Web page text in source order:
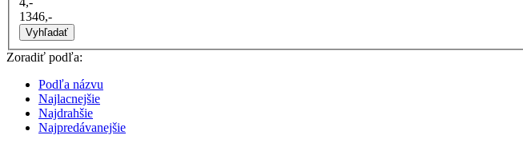
1346,-
Vyhľadať
Zoradiť podľa:
Podľa názvu
Najlacnejšie
Najdrahšie
Najpredávanejšie